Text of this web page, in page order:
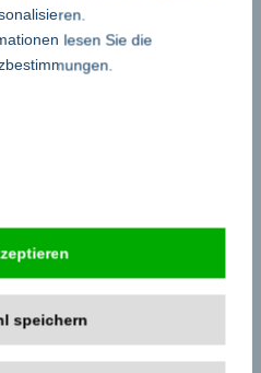
Design?
Computer Software und
Spiele
...read more
Vorteile der
elektronischen
lesen Sie die
.
speichern